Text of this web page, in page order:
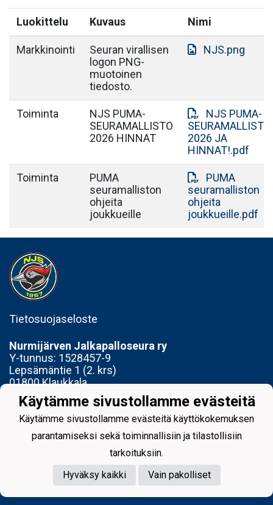
Luokittelu Kuvaus Nimi
Markkinointi
Seuran virallisen
logon PNG-
muotoinen
tiedosto.
NJS.png
Toiminta
NJS PUMA-
SEURAMALLISTO
2026 HINNAT
NJS PUMA-
SEURAMALLISTO
2026 JA
HINNAT!.pdf
Toiminta
PUMA
seuramalliston
ohjeita
joukkueille
PUMA
seuramalliston
ohjeita
joukkueille.pdf
Tietosuojaseloste
Nurmijärven Jalkapalloseura ry
Y-tunnus: 1528457-9
Lepsämäntie 1 (2. krs)
01800 Klaukkala
Toimisto avoinna Ti 14-17 ja To 15-18
Powered by
Käytämme sivustollamme evästeitä
Käytämme sivustollamme evästeitä käyttökokemuksen
parantamiseksi sekä toiminnallisiin ja tilastollisiin
tarkoituksiin.
Hyväksy kaikki
Vain pakolliset